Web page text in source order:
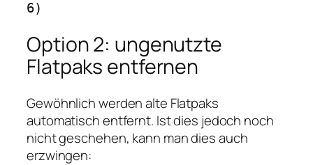
6)
Option 2: ungenutzte
Flatpaks entfernen
Gewöhnlich werden alte Flatpaks
automatisch entfernt. Ist dies jedoch noch
nicht geschehen, kann man dies auch
erzwingen: